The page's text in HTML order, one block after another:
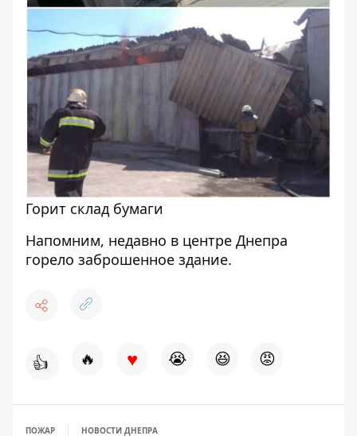
Горит склад бумаги
Напомним, недавно в центре Днепра
горело заброшенное здание.
👍 🔥 ♥ 😭 😆 😡
ПОЖАР НОВОСТИ ДНЕПРА